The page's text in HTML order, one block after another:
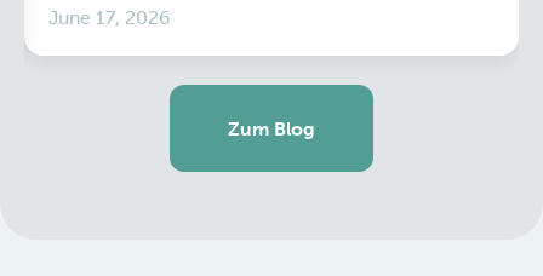
June 17, 2026
Zum Blog